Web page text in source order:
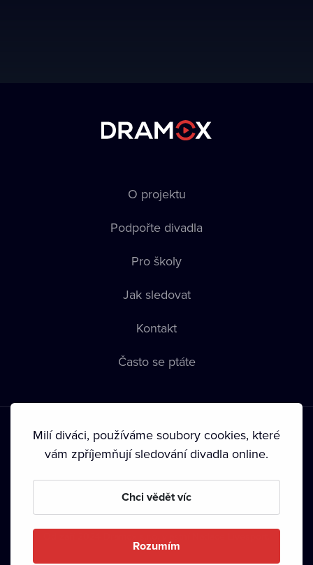
O projektu
Podpořte divadla
Pro školy
Jak sledovat
Kontakt
Často se ptáte
Podmínky používání • Ochrana soukromí • Zásady používání
• Autorská práva•
Milí diváci, používáme soubory cookies, které
vám zpříjemňují sledování divadla online.
Chci vědět víc
Rozumím